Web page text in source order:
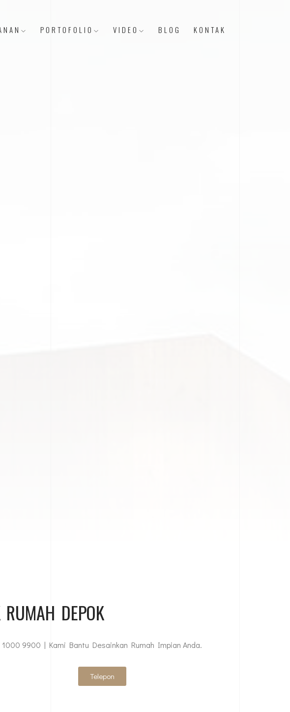
PORTOFOLIO VIDEO BLOG KONTAK
DEPOK
1000 9900 | Kami Bantu Desainkan Rumah Impian Anda.
Telepon